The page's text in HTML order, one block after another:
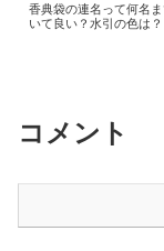
香典袋の連名って何名
いて良い？水引の色は？
コメント